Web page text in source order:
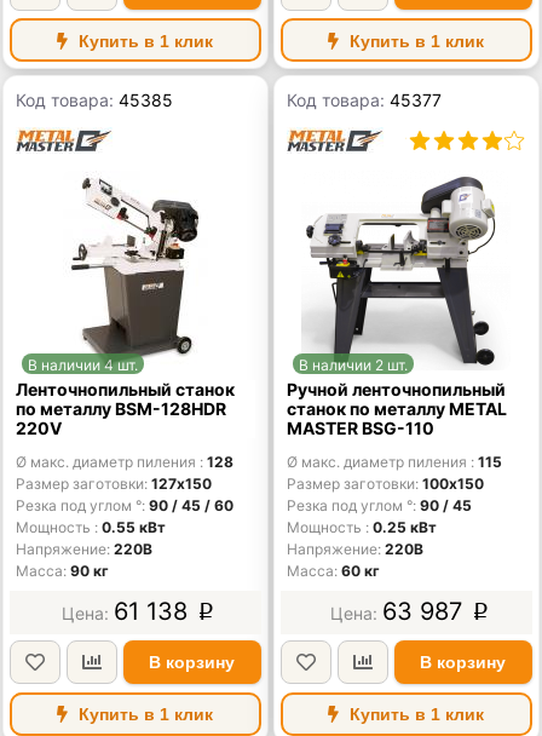
Купить в 1 клик Купить в 1 клик
Код товара:45385
В наличии 4 шт.
Ленточнопильный станок
по металлу BSM-128HDR
220V
Ø макс. диаметр пиления
128
Размер заготовки 127х150
Резка под углом ° 90 / 45 / 60
Мощность
0.55 кВт
Напряжение 220В
Масса 90 кг
61 138 p
В корзину
Купить в 1 клик
Код товара:45377
В наличии 2 шт.
Ручной ленточнопильный
станок по металлу METAL
MASTER BSG-110
Ø макс. диаметр пиления
115
Размер заготовки 100x150
Резка под углом ° 90 / 45
Мощность
0.25 кВт
Напряжение 220В
Масса 60 кг
63 987 p
В корзину
Купить в 1 клик